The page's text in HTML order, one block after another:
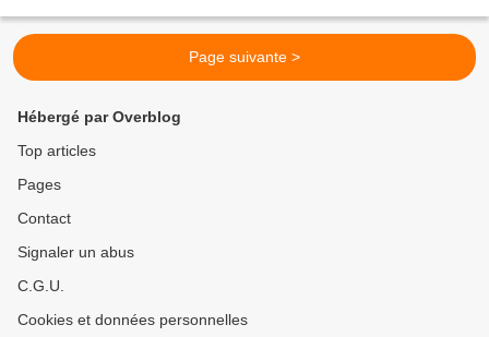
Page suivante >
Hébergé par Overblog
Top articles
Pages
Contact
Signaler un abus
C.G.U.
Cookies et données personnelles